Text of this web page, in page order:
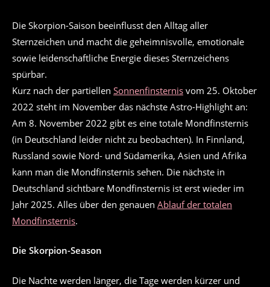
Die Skorpion-Saison beeinflusst den Alltag aller
Sternzeichen und macht die geheimnisvolle, emotionale
sowie leidenschaftliche Energie dieses Sternzeichens
spürbar.
Kurz nach der partiellen Sonnenfinsternis vom 25. Oktober
2022 steht im November das nächste Astro-Highlight an:
Am 8. November 2022 gibt es eine totale Mondfinsternis
(in Deutschland leider nicht zu beobachten). In Finnland,
Russland sowie Nord- und Südamerika, Asien und Afrika
kann man die Mondfinsternis sehen. Die nächste in
Deutschland sichtbare Mondfinsternis ist erst wieder im
Jahr 2025. Alles über den genauen Ablauf der totalen
Mondfinsternis.
Die Skorpion-Season
Die Nachte werden länger, die Tage werden kürzer und